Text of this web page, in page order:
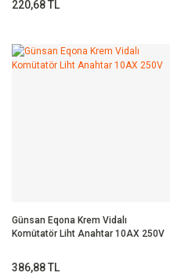
220,68 TL
Günsan Eqona Krem Vidalı
Komütatör Liht Anahtar 10AX 250V
386,88 TL